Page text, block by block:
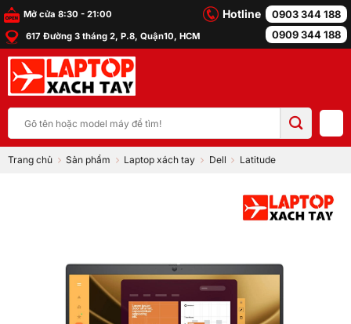
Bỏ
qua
nội
dung
Mở cửa 8:30 - 21:00
617 Đường 3 tháng 2, P.8, Quận10, HCM
Hotline
0903 344 188
0909 344 188
kiếm:
Trang chủ Sản phẩm Laptop xách tay Dell Latitude